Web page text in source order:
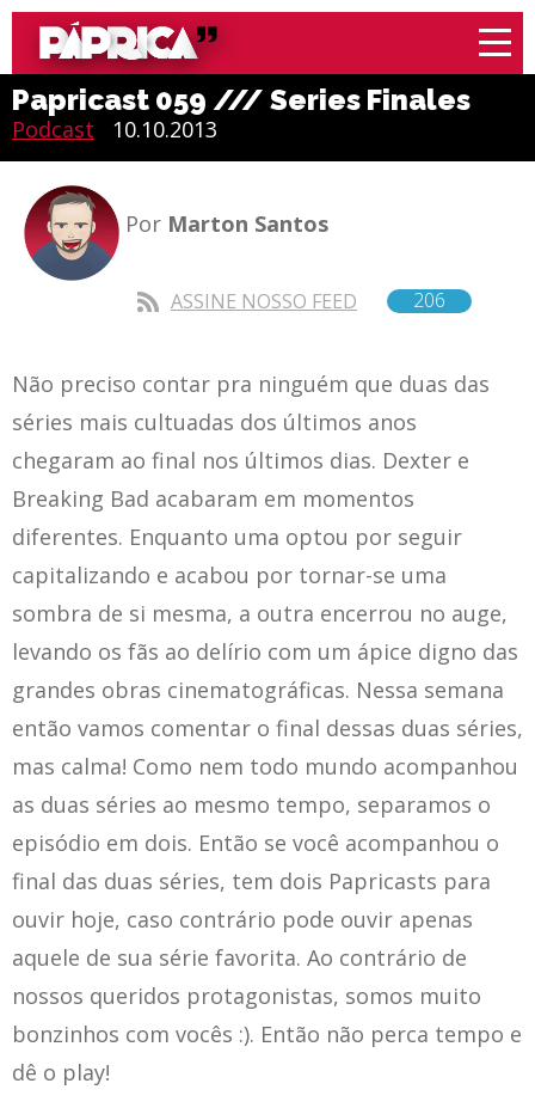
Papricast 059 /// Series Finales
Podcast 10.10.2013
Por Marton Santos
ASSINE NOSSO FEED 206
Não preciso contar pra ninguém que duas das
séries mais cultuadas dos últimos anos
chegaram ao final nos últimos dias. Dexter e
Breaking Bad acabaram em momentos
diferentes. Enquanto uma optou por seguir
capitalizando e acabou por tornar-se uma
sombra de si mesma, a outra encerrou no auge,
levando os fãs ao delírio com um ápice digno das
grandes obras cinematográficas. Nessa semana
então vamos comentar o final dessas duas séries,
mas calma! Como nem todo mundo acompanhou
as duas séries ao mesmo tempo, separamos o
episódio em dois. Então se você acompanhou o
final das duas séries, tem dois Papricasts para
ouvir hoje, caso contrário pode ouvir apenas
aquele de sua série favorita. Ao contrário de
nossos queridos protagonistas, somos muito
bonzinhos com vocês :). Então não perca tempo e
dê o play!